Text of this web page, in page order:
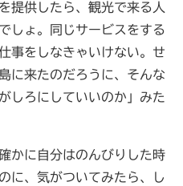
提供したら、観光で来る人
しょ。同じサービスをする
事をしなきゃいけない。せ
に来たのだろうに、そんな
しろにしていいのか」みた
かに自分はのんびりした時
に、気がついてみたら、し